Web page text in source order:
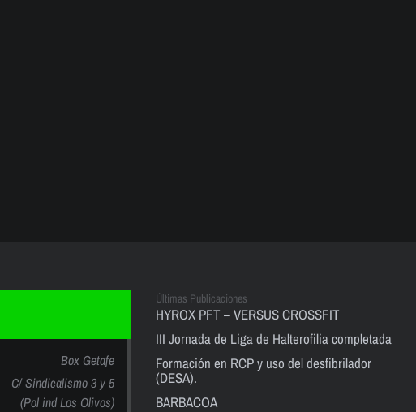
Box Getafe
C/ Sindicalismo 3 y 5
(Pol ind Los Olivos)
Últimas Publicaciones
HYROX PFT – VERSUS CROSSFIT
III Jornada de Liga de Halterofilia completada
Formación en RCP y uso del desfibrilador
(DESA).
BARBACOA